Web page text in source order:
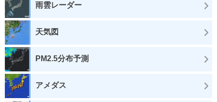
雨雲レーダー
天気図
PM2.5分布予測
アメダス